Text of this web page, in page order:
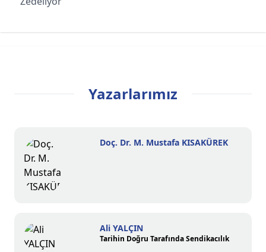
Yazarlarımız
Doç. Dr. M. Mustafa KISAKÜREK
Ali YALÇIN
Tarihin Doğru Tarafında Sendikacılık